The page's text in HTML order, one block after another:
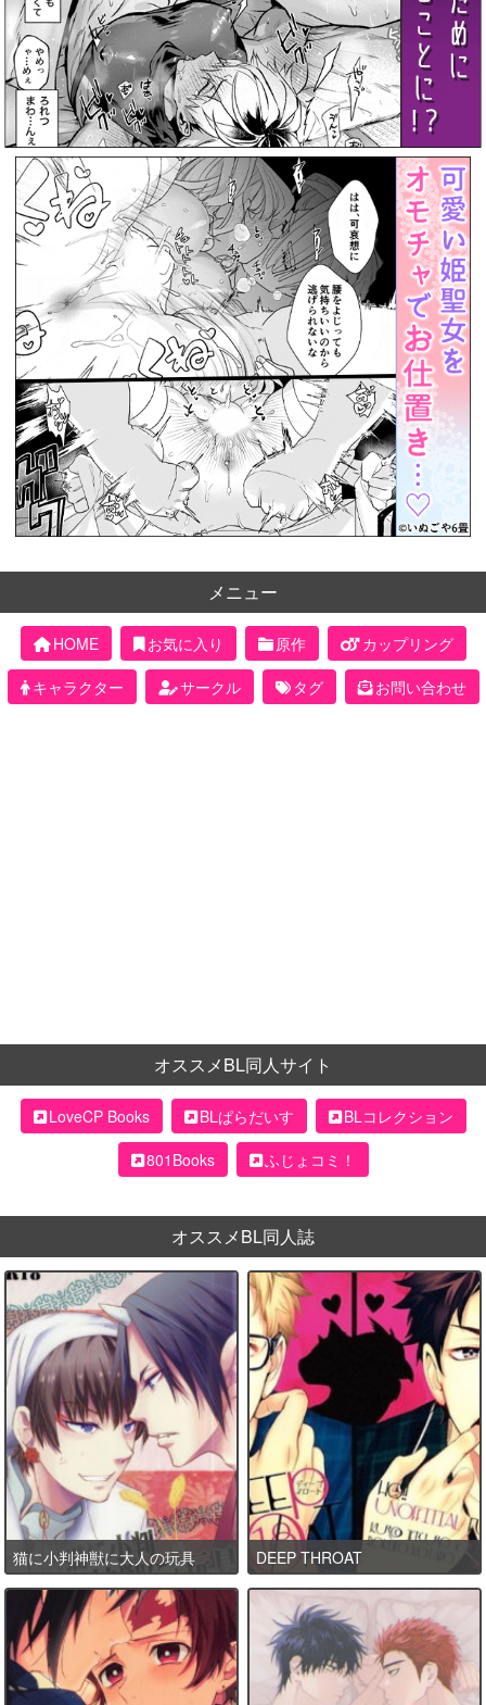
メニュー
HOME お気に入り 原作
カップリング
キャラクター
サークル タグ お問い合わせ
オススメBL同人サイト
LoveCP Books BLぱらだいす
BLコレクション
801Books
ふじょコミ！
オススメBL同人誌
猫に小判神獣に大人の玩具 DEEP THROAT